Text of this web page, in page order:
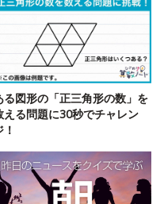
る図形の「正三角形の数」を
える問題に30秒でチャレン